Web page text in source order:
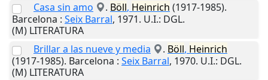
Casa sin amo
. Böll, Heinrich (1917-1985).
Barcelona : Seix Barral, 1971. U.I.: DGL.
(M) LITERATURA
Brillar a las nueve y media
. Böll, Heinrich
(1917-1985). Barcelona : Seix Barral, 1970. U.I.: DGL.
(M) LITERATURA